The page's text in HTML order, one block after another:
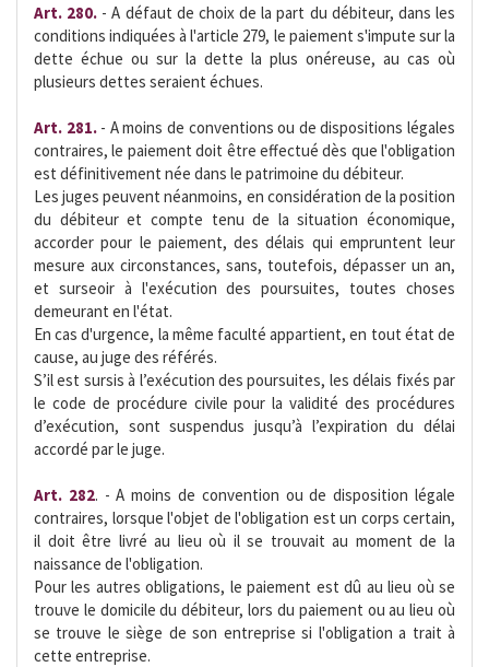
Art. 280. - A défaut de choix de la part du débiteur, dans les
conditions indiquées à l'article 279, le paiement s'impute sur la
dette échue ou sur la dette la plus onéreuse, au cas où
plusieurs dettes seraient échues.
Art. 281.- A moins de conventions ou de dispositions légales
contraires, le paiement doit être effectué dès que l'obligation
est définitivement née dans le patrimoine du débiteur.
Les juges peuvent néanmoins, en considération de la position
du débiteur et compte tenu de la situation économique,
accorder pour le paiement, des délais qui empruntent leur
mesure aux circonstances, sans, toutefois, dépasser un an,
et surseoir à l'exécution des poursuites, toutes choses
demeurant en l'état.
En cas d'urgence, la même faculté appartient, en tout état de
cause, au juge des référés.
S’il est sursis à l’exécution des poursuites, les délais fixés par
le code de procédure civile pour la validité des procédures
d’exécution, sont suspendus jusqu’à l’expiration du délai
accordé par le juge.
Art. 282. - A moins de convention ou de disposition légale
contraires, lorsque l'objet de l'obligation est un corps certain,
il doit être livré au lieu où il se trouvait au moment de la
naissance de l'obligation.
Pour les autres obligations, le paiement est dû au lieu où se
trouve le domicile du débiteur, lors du paiement ou au lieu où
se trouve le siège de son entreprise si l'obligation a trait à
cette entreprise.